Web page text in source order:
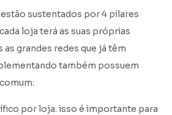
sustentados por 4 pilares
loja terá as suas próprias
as grandes redes que já têm
também possuem
por loja: isso é importante para